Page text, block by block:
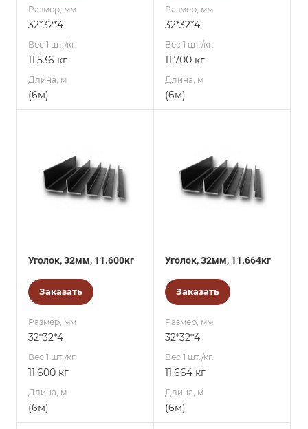
Размер, мм
32*32*4
Вес 1 шт./кг.
11.536 кг
Длина, м
(6м)
Размер, мм
32*32*4
Вес 1 шт./кг.
11.700 кг
Длина, м
(6м)
Уголок, 32мм, 11.600кг
Заказать
Размер, мм
32*32*4
Вес 1 шт./кг.
11.600 кг
Длина, м
(6м)
Уголок, 32мм, 11.664кг
Заказать
Размер, мм
32*32*4
Вес 1 шт./кг.
11.664 кг
Длина, м
(6м)